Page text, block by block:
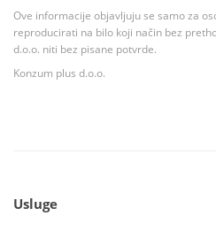
Ove informacije objavljuju se samo za
reproducirati na bilo koji način bez
d.o.o. niti bez pisane potvrde.
Konzum plus d.o.o.
Usluge